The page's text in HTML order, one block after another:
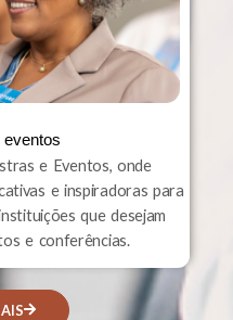
eventos
e Eventos, onde
e inspiradoras para
que desejam
e conferências.